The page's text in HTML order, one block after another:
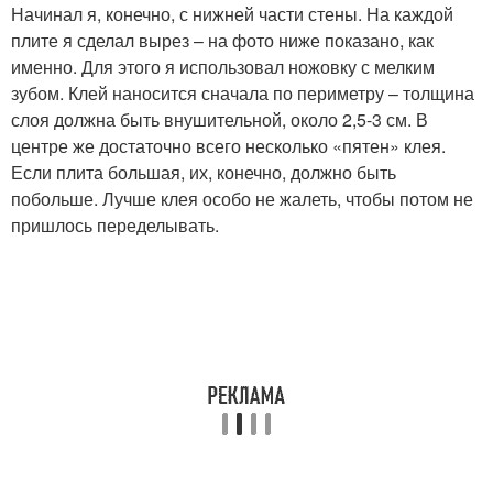
Начинал я, конечно, с нижней части стены. На каждой
плите я сделал вырез – на фото ниже показано, как
именно. Для этого я использовал ножовку с мелким
зубом. Клей наносится сначала по периметру – толщина
слоя должна быть внушительной, около 2,5-3 см. В
центре же достаточно всего несколько «пятен» клея.
Если плита большая, их, конечно, должно быть
побольше. Лучше клея особо не жалеть, чтобы потом не
пришлось переделывать.